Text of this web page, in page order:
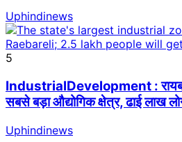
Uphindinews
5
IndustrialDevelopment :
सबसे बड़ा औद्योगिक क्षेत्र, ढाई लाख
Uphindinews